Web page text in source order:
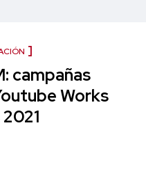
campañas
Works